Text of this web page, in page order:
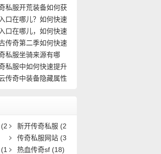
攻略
私服开荒装备如何获
取到？
口在哪儿？如何快速
口在哪儿，如何快速
传奇第二季如何快速
私服坐骑来源有哪
攻略？
私服中如何快速提升
获取效率？
传奇中装备隐藏属性
(2
新开传奇私服 (2
8) 传奇私服网站 (3
3)
(1
热血传奇sf (18)